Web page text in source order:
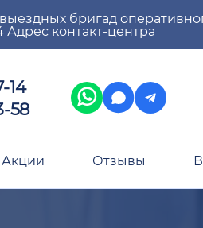
бригад
контакт-центра
14
58
Акции Отзывы